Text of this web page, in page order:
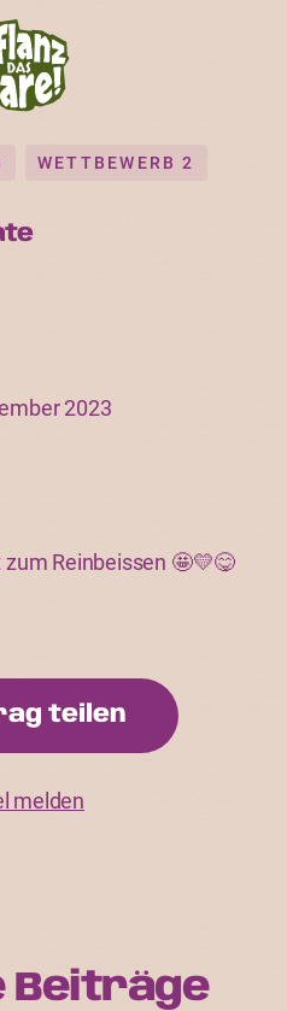
WETTBEWERB 2
2023
Reinbeissen 🤩💛😋
teilen
melden
Beiträge